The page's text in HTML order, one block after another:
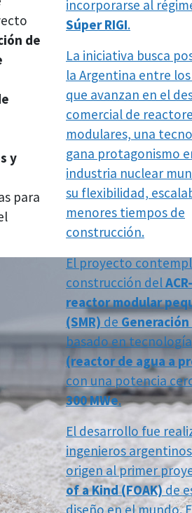
de
y
para
incorporarse al
Súper RIGI.
La iniciativa busca
la Argentina entre
que avanzan en el
comercial de
modulares, una
gana protagonismo
industria nuclear
su flexibilidad,
menores tiempos de
construcción.
El proyecto
construcción del
reactor modular
(SMR) de Generación
basado en tecnología
(reactor de agua a
con una potencia
300 MWe.
El desarrollo fue
ingenieros
origen al primer
of a Kind (FOAK) de
diseño en el mundo.